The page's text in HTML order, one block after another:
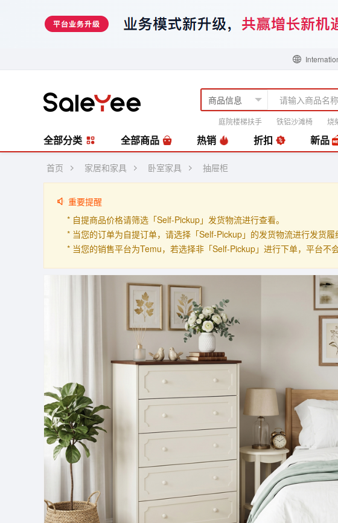
庭院楼梯扶手 铁铝沙滩椅 烧
风扇
编藤套装
全部分类 全部商品 热销 折扣 新品
首页 家居和家具 卧室家具 抽屉柜
重要提醒
* 自提商品价格请筛选「Self-Pickup」发货物流进行查看。
* 当您的订单为自提订单，请选择「Self-Pickup」的发货物流进行发货履
* 当您的销售平台为Temu，若选择非「Self-Pickup」进行下单，平台不